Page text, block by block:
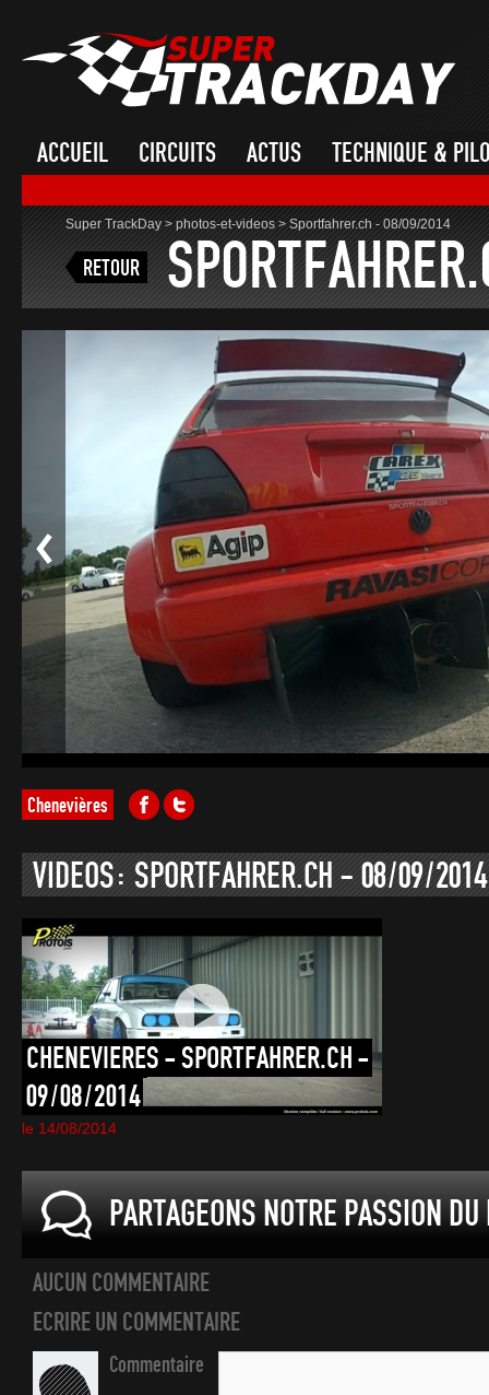
ACCUEIL CIRCUITS ACTUS TECHNIQUE &
Super TrackDay>photos-et-videos>Sportfahrer.ch - 08/09/2014
RETOUR
Chenevières
VIDEOS: SPORTFAHRER.CH - 08/09/2014
CHENEVIERES - SPORTFAHRER.CH -
09/08/2014
le 14/08/2014
PARTAGEONS NOTRE PASSION
AUCUN COMMENTAIRE
ECRIRE UN COMMENTAIRE
Commentaire